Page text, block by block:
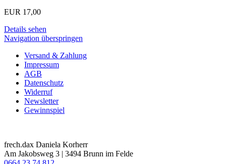
EUR 17,00
Details sehen
Navigation überspringen
Versand & Zahlung
Impressum
AGB
Datenschutz
Widerruf
Newsletter
Gewinnspiel
frech.dax Daniela Korherr
Am Jakobsweg 3 | 3494 Brunn im Felde